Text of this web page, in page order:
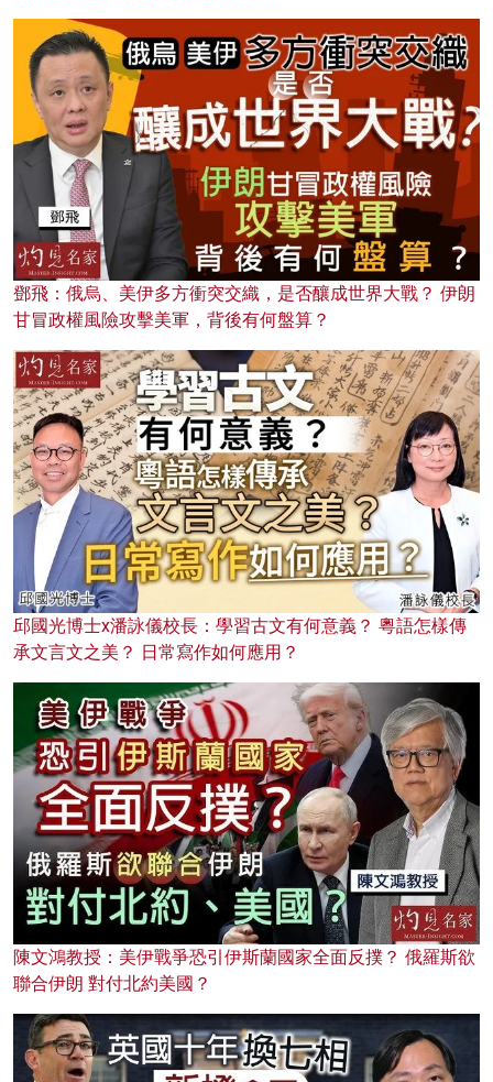
鄧飛：俄烏、美伊多方衝突交織，是否釀成世界大戰？ 伊朗
甘冒政權風險攻擊美軍，背後有何盤算？
邱國光博士x潘詠儀校長：學習古文有何意義？ 粵語怎樣傳
承文言文之美？ 日常寫作如何應用？
陳文鴻教授：美伊戰爭恐引伊斯蘭國家全面反撲？ 俄羅斯欲
聯合伊朗 對付北約美國？